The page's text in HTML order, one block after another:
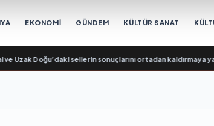
EKONOMİ GÜNDEM KÜLTÜR SANAT
Doğu’daki sellerin sonuçlarını ortadan kaldırmaya